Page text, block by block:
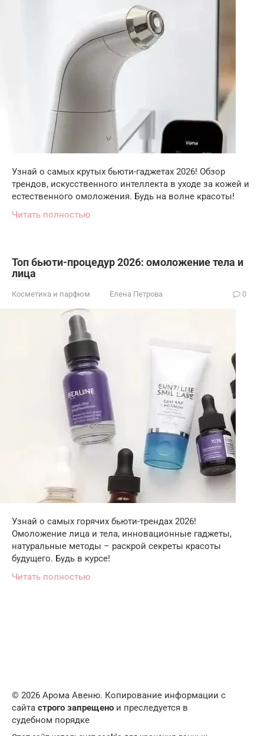
Узнай о самых крутых бьюти-гаджетах 2026! Обзор
трендов, искусственного интеллекта в уходе за кожей и
естественного омоложения. Будь на волне красоты!
Читать полностью
Топ бьюти-процедур 2026: омоложение тела и
лица
Косметика и парфюм Елена Петрова 0
Узнай о самых горячих бьюти-трендах 2026!
Омоложение лица и тела, инновационные гаджеты,
натуральные методы – раскрой секреты красоты
будущего. Будь в курсе!
Читать полностью
© 2026 Арома Авеню. Копирование информации с
сайта строго запрещено и преследуется в
судебном порядке